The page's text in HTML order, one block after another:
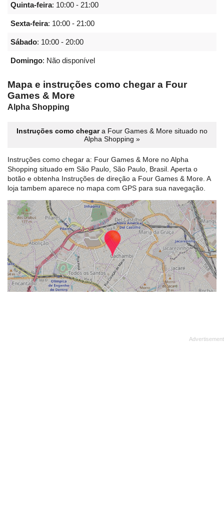
Quinta-feira: 10:00 - 21:00
Sexta-feira: 10:00 - 21:00
Sábado: 10:00 - 20:00
Domingo: Não disponível
Mapa e instruções como chegar a Four
Games & More
Alpha Shopping
Instruções como chegara Four Games & More situado no
Alpha Shopping »
Instruções como chegar a: Four Games & More no Alpha
Shopping situado em São Paulo, São Paulo, Brasil. Aperta o
botão e obtenha Instruções de direção a Four Games & More. A
loja tambem aparece no mapa com GPS para sua navegação.